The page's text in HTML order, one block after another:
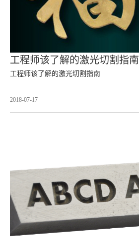
工程师该了解的激光切割指南
工程师该了解的激光切割指南
2018-07-17